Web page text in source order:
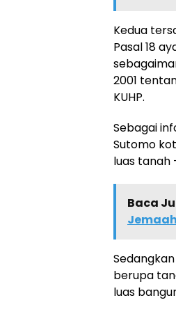
Kedua
Pasal 18
2001
KUHP.
Sebagai
Sutomo
luas tanah
Baca
berupa
luas